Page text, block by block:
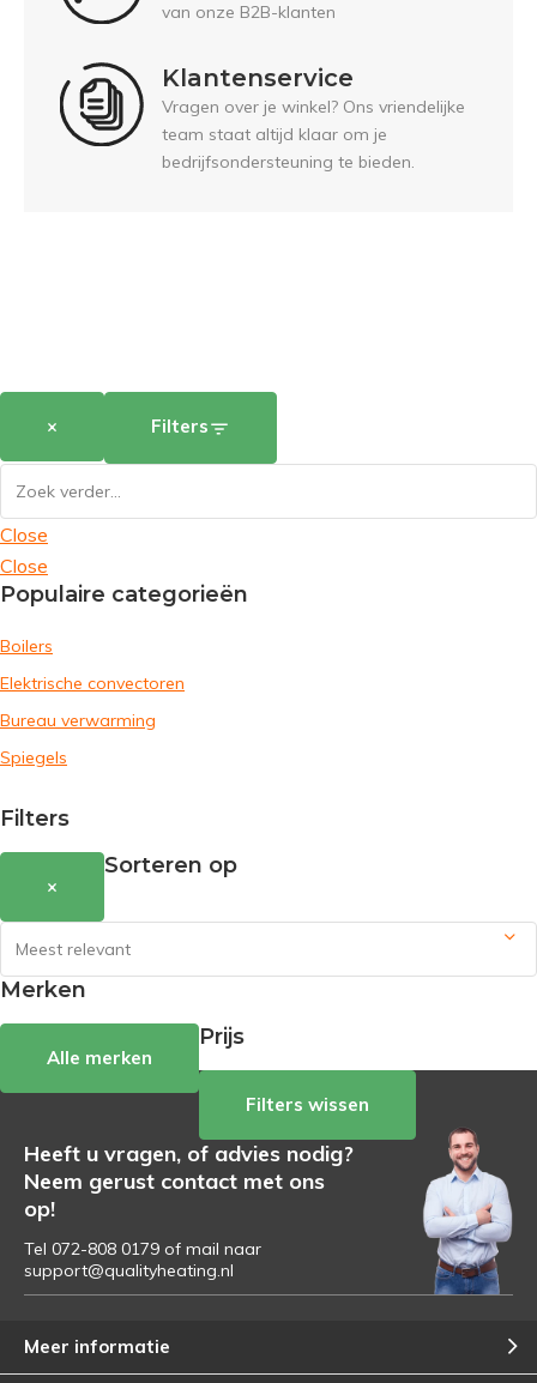
van onze B2B-klanten
Klantenservice
Vragen over je winkel? Ons vriendelijke
team staat altijd klaar om je
bedrijfsondersteuning te bieden.
× Filters
Close
Close
Populaire categorieën
Boilers
Elektrische convectoren
Bureau verwarming
Spiegels
Filters
×
Sorteren op
Merken
Alle merken
Prijs
Filters wissen
Heeft u vragen, of advies nodig?
Neem gerust contact met ons
op!
Tel 072-808 0179 of mail naar
support@qualityheating.nl
Meer informatie